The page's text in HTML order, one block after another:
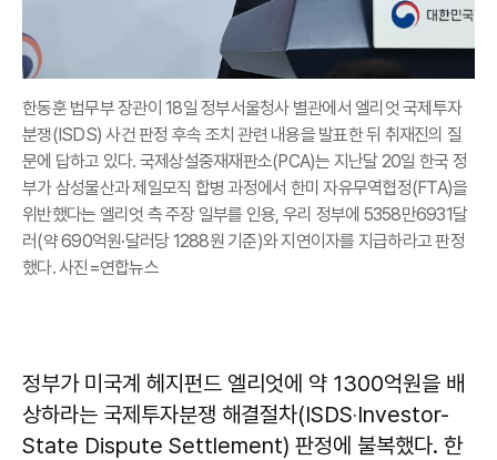
한동훈 법무부 장관이 18일 정부서울청사 별관에서 엘리엇 국제투자
분쟁(ISDS) 사건 판정 후속 조치 관련 내용을 발표한 뒤 취재진의 질
문에 답하고 있다. 국제상설중재재판소(PCA)는 지난달 20일 한국 정
부가 삼성물산과 제일모직 합병 과정에서 한미 자유무역협정(FTA)을
위반했다는 엘리엇 측 주장 일부를 인용, 우리 정부에 5358만6931달
러(약 690억원·달러당 1288원 기준)와 지연이자를 지급하라고 판정
했다. 사진=연합뉴스
정부가 미국계 헤지펀드 엘리엇에 약 1300억원을 배
상하라는 국제투자분쟁 해결절차(ISDS‧Investor-
State Dispute Settlement) 판정에 불복했다. 한